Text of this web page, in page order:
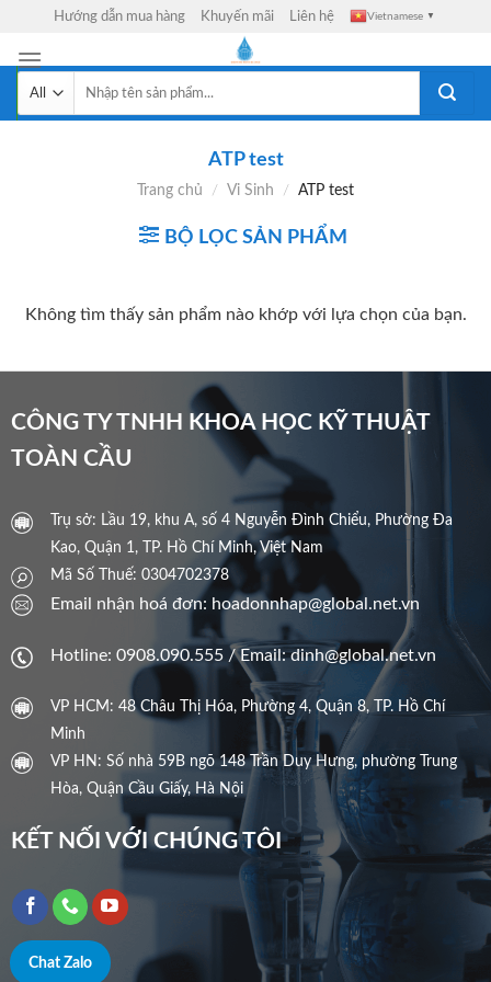
content
Hướng dẫn mua hàng Khuyến mãi Liên hệ Vietnamese ▼
kiếm:
ATP test
Trang chủ / Vi Sinh / ATP test
BỘ LỌC SẢN PHẨM
Không tìm thấy sản phẩm nào khớp với lựa chọn của bạn.
CÔNG TY TNHH KHOA HỌC KỸ THUẬT
TOÀN CẦU
Trụ sở: Lầu 19, khu A, số 4 Nguyễn Đình Chiểu, Phường Đa
Kao, Quận 1, TP. Hồ Chí Minh, Việt Nam
Mã Số Thuế: 0304702378
Email nhận hoá đơn: hoadonnhap@global.net.vn
Hotline: 0908.090.555 / Email: dinh@global.net.vn
VP HCM: 48 Châu Thị Hóa, Phường 4, Quận 8, TP. Hồ Chí
Minh
VP HN: Số nhà 59B ngõ 148 Trần Duy Hưng, phường Trung
Hòa, Quận Cầu Giấy, Hà Nội
KẾT NỐI VỚI CHÚNG TÔI
Chat Zalo